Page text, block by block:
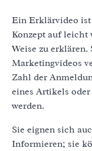
Ein Erklärvideo
Konzept auf leicht
Weise zu erklären.
Marketingvideos
Zahl der
eines Artikels
werden.
Sie eignen sich
Informieren; sie